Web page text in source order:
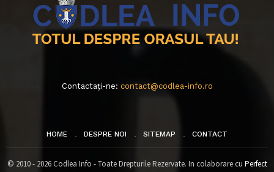
Contactați-ne: contact@codlea-info.ro
HOME DESPRE NOI SITEMAP CONTACT
© 2010 - 2026 Codlea Info - Toate Drepturile Rezervate. In colaborare cu Perfect